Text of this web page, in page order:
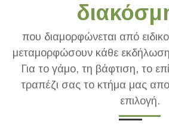
που διαμορφώνεται από
μεταμορφώσουν κάθε
Για το γάμο, τη βάφτιση, το
τραπέζι σας το κτήμα μας
επιλογή.